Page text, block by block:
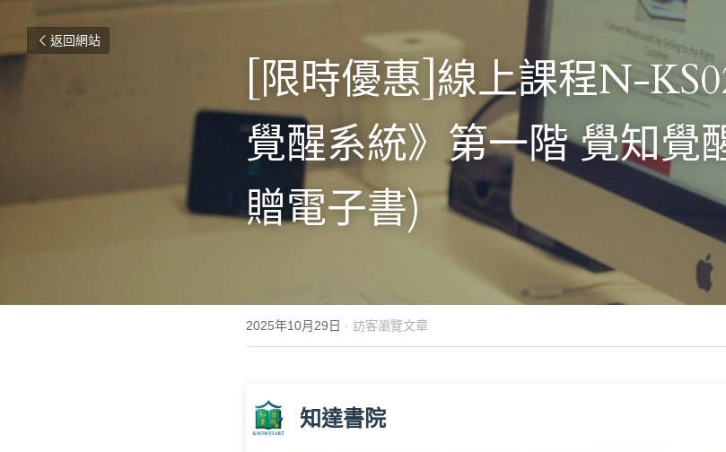
返回網站
[限時優惠]線上課程N-
覺醒系統》第一階 覺知覺
贈電子書)
2025年10月29日 · 訪客瀏覽文章
知達書院